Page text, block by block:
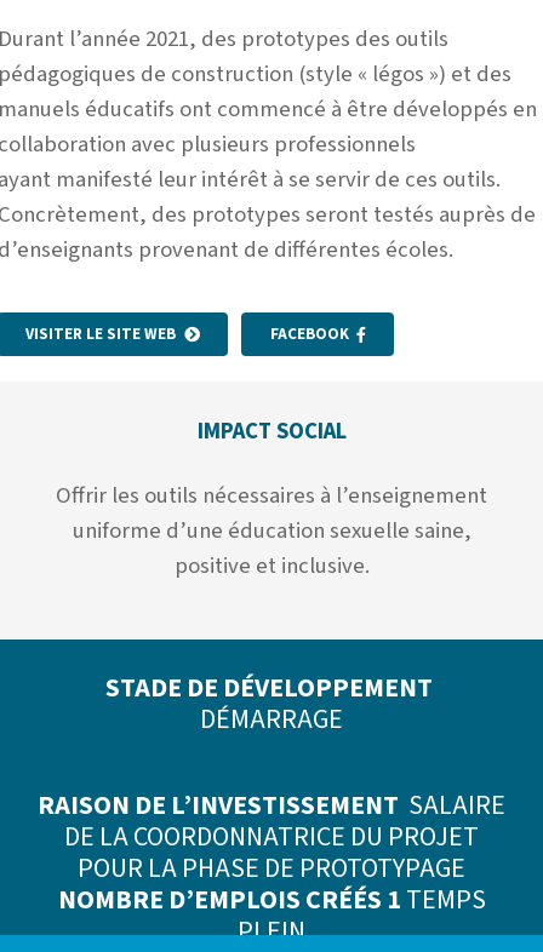
l’année 2021, des prototypes des outils
de construction (style « légos ») et des
éducatifs ont commencé à être développés en
avec plusieurs professionnels
manifesté leur intérêt à se servir de ces outils.
des prototypes seront testés auprès de
provenant de différentes écoles.
VISITER LE SITE WEB FACEBOOK
IMPACT SOCIAL
Offrir les outils nécessaires à l’enseignement
uniforme d’une éducation sexuelle saine,
positive et inclusive.
STADE DE DÉVELOPPEMENT
DÉMARRAGE
RAISON DE L’INVESTISSEMENT SALAIRE
DE LA COORDONNATRICE DU PROJET
POUR LA PHASE DE PROTOTYPAGE
NOMBRE D’EMPLOIS CRÉÉS 1TEMPS
PLEIN